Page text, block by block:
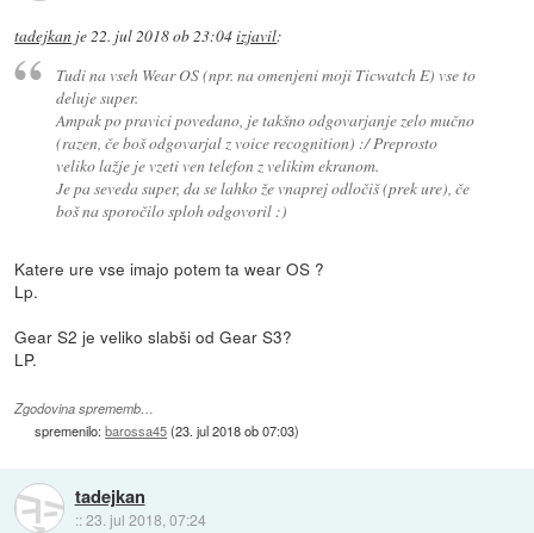
tadejkan je22. jul 2018 ob 23:04izjavil:
Tudi na vseh Wear OS (npr. na omenjeni moji Ticwatch E) vse to
deluje super.
Ampak po pravici povedano, je takšno odgovarjanje zelo mučno
(razen, če boš odgovarjal z voice recognition) :/ Preprosto
veliko lažje je vzeti ven telefon z velikim ekranom.
Je pa seveda super, da se lahko že vnaprej odločiš (prek ure), če
boš na sporočilo sploh odgovoril :)
Katere ure vse imajo potem ta wear OS ?
Lp.
Gear S2 je veliko slabši od Gear S3?
LP.
Zgodovina sprememb…
spremenilo:barossa45(23. jul 2018 ob 07:03)
tadejkan
::23. jul 2018, 07:24